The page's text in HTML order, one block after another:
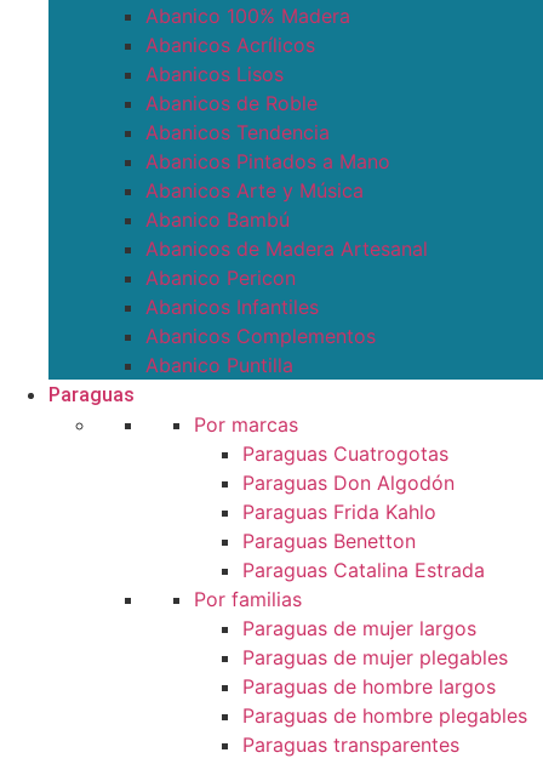
Abanico 100% Madera
Abanicos Acrílicos
Abanicos Lisos
Abanicos de Roble
Abanicos Tendencia
Abanicos Pintados a Mano
Abanicos Arte y Música
Abanico Bambú
Abanicos de Madera Artesanal
Abanico Pericon
Abanicos Infantiles
Abanicos Complementos
Abanico Puntilla
Paraguas
Por marcas
Paraguas Cuatrogotas
Paraguas Don Algodón
Paraguas Frida Kahlo
Paraguas Benetton
Paraguas Catalina Estrada
Por familias
Paraguas de mujer largos
Paraguas de mujer plegables
Paraguas de hombre largos
Paraguas de hombre plegables
Paraguas transparentes